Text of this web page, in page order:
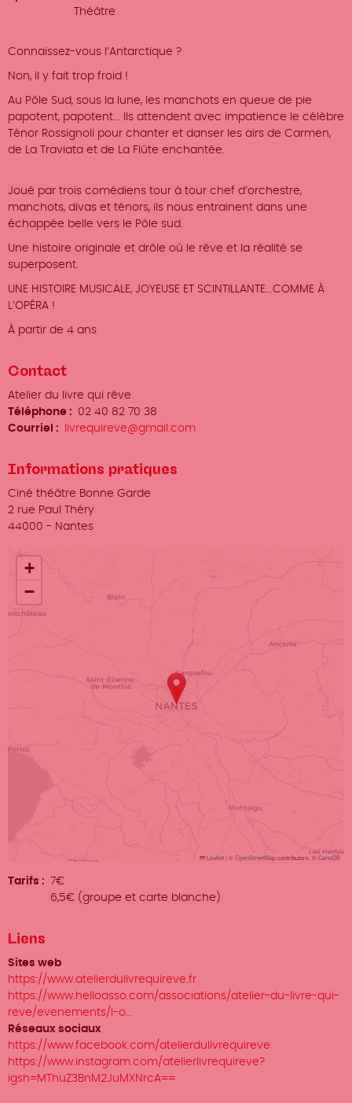
Théâtre
Connaissez-vous l’Antarctique ?
Non, il y fait trop froid !
Au Pôle Sud, sous la lune, les manchots en queue de pie
papotent, papotent... Ils attendent avec impatience le célèbre
Ténor Rossignoli pour chanter et danser les airs de Carmen,
de La Traviata et de La Flûte enchantée.
Joué par trois comédiens tour à tour chef d’orchestre,
manchots, divas et ténors, ils nous entrainent dans une
échappée belle vers le Pôle sud.
Une histoire originale et drôle où le rêve et la réalité se
superposent.
UNE HISTOIRE MUSICALE, JOYEUSE ET SCINTILLANTE...COMME À
L’OPÉRA !
À partir de 4 ans
Contact
Organisateur
/
Prénom
Atelier du livre qui rêve
Téléphone
02 40 82 70 38
Courriel
livrequireve@gmail.com
Informations pratiques
Lieu
Ciné théâtre Bonne Garde
Adresse
2 rue Paul Théry
Ville
44000 - Nantes
+
−
Leaflet| ©OpenStreetMapcontributors, ©CartoDB
Tarifs
7€
6,5€ (groupe et carte blanche)
Liens
Sites web
https://www.atelierdulivrequireve.fr
https://www.helloasso.com/associations/atelier-du-livre-qui-
reve/evenements/l-o…
Réseaux sociaux
https://www.facebook.com/atelierdulivrequireve
https://www.instagram.com/atelierlivrequireve?
igsh=MThuZ3BnM2JuMXNrcA==